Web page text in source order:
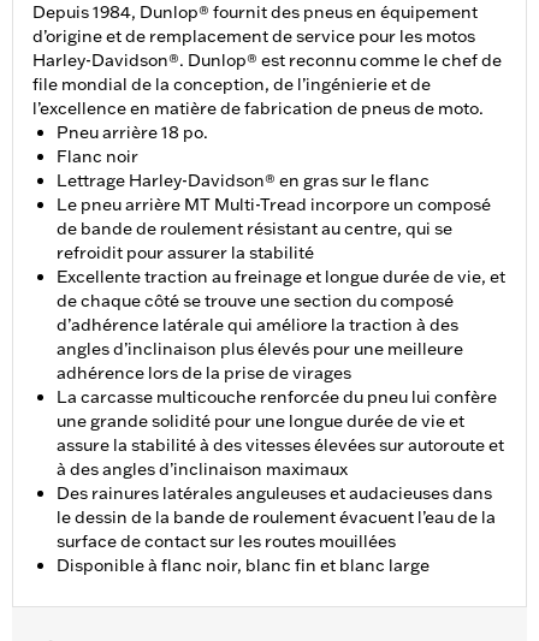
Depuis 1984, Dunlop® fournit des pneus en équipement
d’origine et de remplacement de service pour les motos
Harley-Davidson®. Dunlop® est reconnu comme le chef de
file mondial de la conception, de l’ingénierie et de
l’excellence en matière de fabrication de pneus de moto.
Pneu arrière 18 po.
Flanc noir
Lettrage Harley-Davidson® en gras sur le flanc
Le pneu arrière MT Multi-Tread incorpore un composé
de bande de roulement résistant au centre, qui se
refroidit pour assurer la stabilité
Excellente traction au freinage et longue durée de vie, et
de chaque côté se trouve une section du composé
d’adhérence latérale qui améliore la traction à des
angles d’inclinaison plus élevés pour une meilleure
adhérence lors de la prise de virages
La carcasse multicouche renforcée du pneu lui confère
une grande solidité pour une longue durée de vie et
assure la stabilité à des vitesses élevées sur autoroute et
à des angles d’inclinaison maximaux
Des rainures latérales anguleuses et audacieuses dans
le dessin de la bande de roulement évacuent l’eau de la
surface de contact sur les routes mouillées
Disponible à flanc noir, blanc fin et blanc large